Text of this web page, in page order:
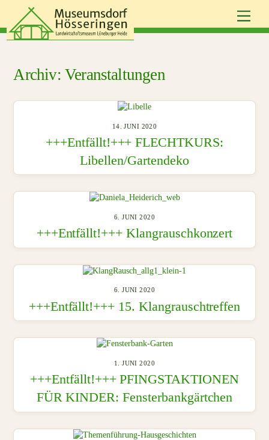
content
Veranstaltungen
14. JUNI 2020
+++Entfällt!+++ FLECHTKURS:
Libellen/Gartendeko
6. JUNI 2020
+++Entfällt!+++ Klangrauschkonzert
6. JUNI 2020
+++Entfällt!+++ 15. Klangrauschtreffen
1. JUNI 2020
+++Entfällt!+++ PFINGSTAKTIONEN
FÜR KINDER: Fensterbankgärtchen